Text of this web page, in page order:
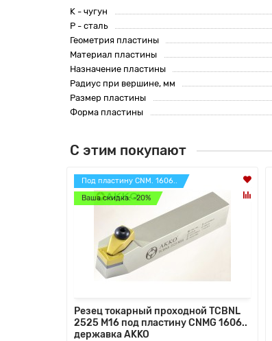
K - чугун
P - сталь
Геометрия пластины
Материал пластины
Назначение пластины
Радиус при вершине, мм
Размер пластины
Форма пластины
С этим покупают
Под пластину CNM. 1606..
Ваша скидка: -20%
Резец токарный проходной TCBNL
2525 M16 под пластину CNMG 1606..
державка AKKO